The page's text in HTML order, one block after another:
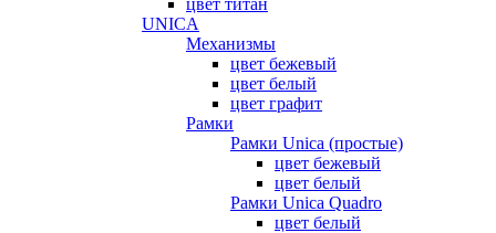
UNICA
Механизмы
цвет бежевый
цвет белый
цвет графит
Рамки
Рамки Unica (простые)
цвет бежевый
цвет белый
Рамки Unica Quadro
цвет белый